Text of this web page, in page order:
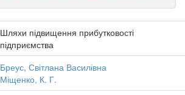
Шляхи підвищення прибутковості
підприємства
Бреус, Світлана Василівна
Міщенко, К. Г.